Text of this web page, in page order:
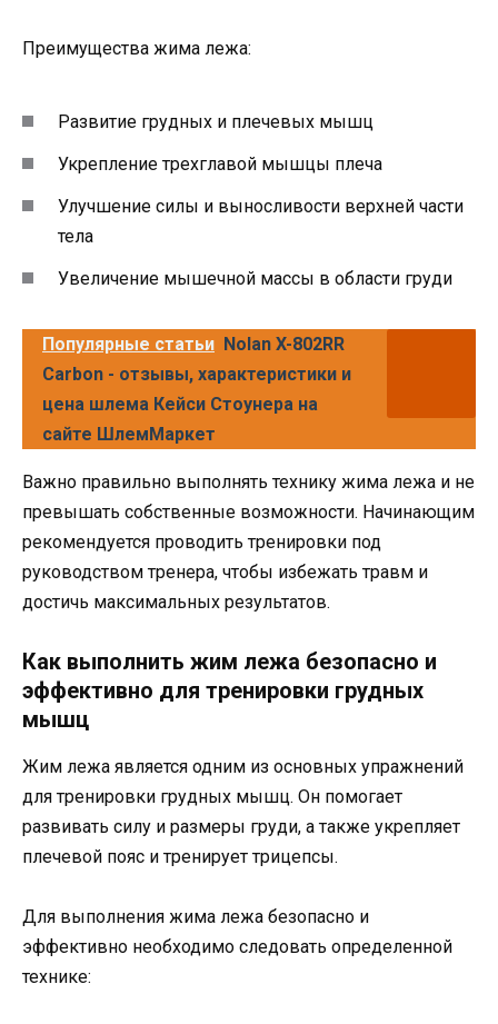
Преимущества жима лежа:
Развитие грудных и плечевых мышц
Укрепление трехглавой мышцы плеча
Улучшение силы и выносливости верхней части
тела
Увеличение мышечной массы в области груди
Популярные статьи Nolan X-802RR
Carbon - отзывы, характеристики и
цена шлема Кейси Стоунера на
сайте ШлемМаркет
Важно правильно выполнять технику жима лежа и не
превышать собственные возможности. Начинающим
рекомендуется проводить тренировки под
руководством тренера, чтобы избежать травм и
достичь максимальных результатов.
Как выполнить жим лежа безопасно и
эффективно для тренировки грудных
мышц
Жим лежа является одним из основных упражнений
для тренировки грудных мышц. Он помогает
развивать силу и размеры груди, а также укрепляет
плечевой пояс и тренирует трицепсы.
Для выполнения жима лежа безопасно и
эффективно необходимо следовать определенной
технике: